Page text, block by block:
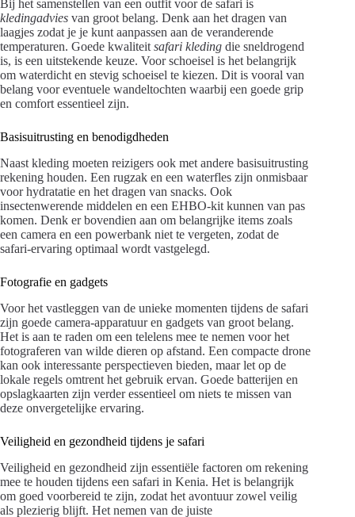
Bij het samenstellen van een outfit voor de safari is
kledingadvies van groot belang. Denk aan het dragen van
laagjes zodat je je kunt aanpassen aan de veranderende
temperaturen. Goede kwaliteit safari kleding die sneldrogend
is, is een uitstekende keuze. Voor schoeisel is het belangrijk
om waterdicht en stevig schoeisel te kiezen. Dit is vooral van
belang voor eventuele wandeltochten waarbij een goede grip
en comfort essentieel zijn.
Basisuitrusting en benodigdheden
Naast kleding moeten reizigers ook met andere basisuitrusting
rekening houden. Een rugzak en een waterfles zijn onmisbaar
voor hydratatie en het dragen van snacks. Ook
insectenwerende middelen en een EHBO-kit kunnen van pas
komen. Denk er bovendien aan om belangrijke items zoals
een camera en een powerbank niet te vergeten, zodat de
safari-ervaring optimaal wordt vastgelegd.
Fotografie en gadgets
Voor het vastleggen van de unieke momenten tijdens de safari
zijn goede camera-apparatuur en gadgets van groot belang.
Het is aan te raden om een telelens mee te nemen voor het
fotograferen van wilde dieren op afstand. Een compacte drone
kan ook interessante perspectieven bieden, maar let op de
lokale regels omtrent het gebruik ervan. Goede batterijen en
opslagkaarten zijn verder essentieel om niets te missen van
deze onvergetelijke ervaring.
Veiligheid en gezondheid tijdens je safari
Veiligheid en gezondheid zijn essentiële factoren om rekening
mee te houden tijdens een safari in Kenia. Het is belangrijk
om goed voorbereid te zijn, zodat het avontuur zowel veilig
als plezierig blijft. Het nemen van de juiste